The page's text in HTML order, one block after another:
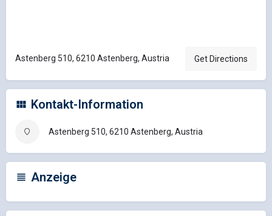
Astenberg 510, 6210 Astenberg, Austria Get Directions
Kontakt-Information
Astenberg 510, 6210 Astenberg, Austria
Anzeige